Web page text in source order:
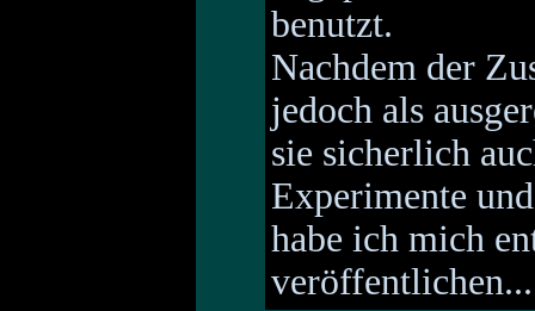
benutzt.
Nachdem der
jedoch als
sie sicherlich
Experimente
habe ich mich